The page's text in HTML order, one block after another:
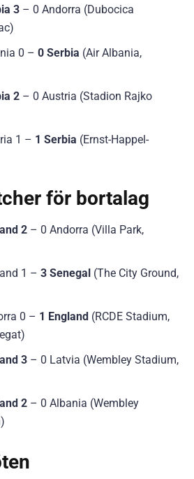
3 – 0 Andorra (Dubocica
0 – 0 Serbia (Air Albania,
2 – 0 Austria (Stadion Rajko
1 – 1 Serbia (Ernst-Happel-
för bortalag
2 – 0 Andorra (Villa Park,
1 – 3 Senegal (The City Ground,
0 – 1 England (RCDE Stadium,
3 – 0 Latvia (Wembley Stadium,
2 – 0 Albania (Wembley